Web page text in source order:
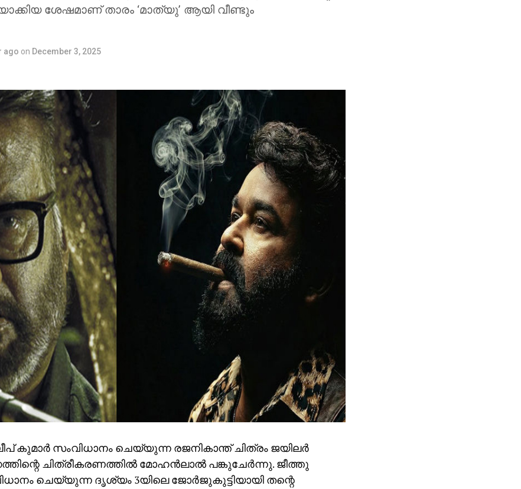
ശേഷമാണ് താരം ‘മാത്യു’ ആയി വീണ്ടും
ago on December 3, 2025
കുമാര്‍ സംവിധാനം ചെയ്യുന്ന രജനികാന്ത് ചിത്രം ജയിലര്‍
ചിത്രീകരണത്തില്‍ മോഹന്‍ലാല്‍ പങ്കുചേര്‍ന്നു. ജീത്തു
ചെയ്യുന്ന ദൃശ്യം 3യിലെ ജോര്‍ജുകുട്ടിയായി തന്റെ